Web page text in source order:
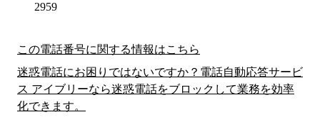
2959
この電話番号に関する情報はこちら
迷惑電話にお困りではないですか？電話自動応答サービ
ス アイブリーなら迷惑電話をブロックして業務を効率
化できます。